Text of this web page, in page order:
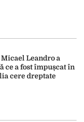
Leandro a
ce a fost împușcat în
cere dreptate